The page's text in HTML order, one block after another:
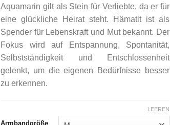
Aquamarin gilt als Stein für Verliebte, da er für
eine glückliche Heirat steht. Hämatit ist als
Spender für Lebenskraft und Mut bekannt. Der
Fokus wird auf Entspannung, Spontanität,
Selbstständigkeit und Entschlossenheit
gelenkt, um die eigenen Bedürfnisse besser
zu erkennen.
Armbandgröße
LEEREN